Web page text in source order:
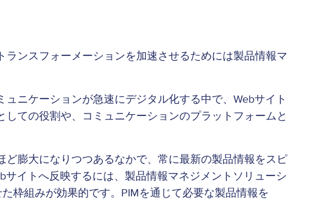
ンスフォーメーションを加速させるためには製品情報マ
ニケーションが急速にデジタル化する中で、Webサイト
ての役割や、コミュニケーションのプラットフォームと
膨大になりつつあるなかで、常に最新の製品情報をスピ
イトへ反映するには、製品情報マネジメントソリューシ
枠組みが効果的です。PIMを通じて必要な製品情報を